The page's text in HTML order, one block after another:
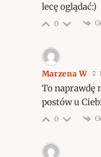
lecę oglądać:)
0
Marzena W
To naprawdę
postów u
0